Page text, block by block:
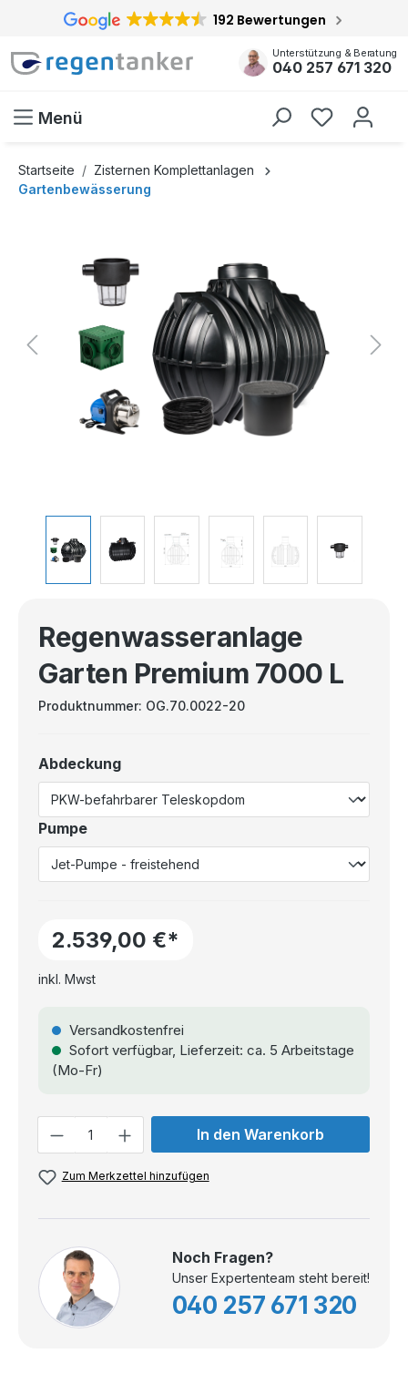
springen 192 Bewertungen
Unterstützung & Beratung
040 257 671 320
Menü
Startseite
Zisternen Komplettanlagen
Gartenbewässerung
Regenwasseranlage
Garten Premium 7000 L
Produktnummer: OG.70.0022-20
Abdeckung
Pumpe
2.539,00 €*
inkl. Mwst
Versandkostenfrei
Sofort verfügbar, Lieferzeit: ca. 5 Arbeitstage
(Mo-Fr)
In den Warenkorb
Zum Merkzettel hinzufügen
Noch Fragen?
Unser Expertenteam steht bereit!
040 257 671 320